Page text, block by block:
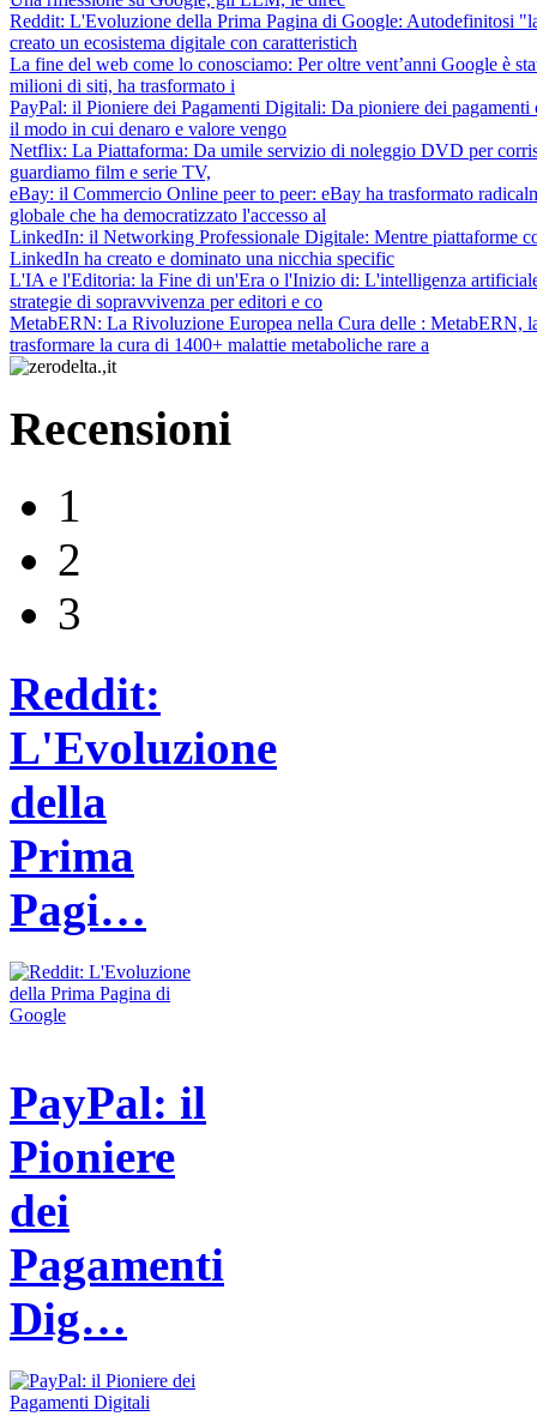
Reddit: L'Evoluzione della Prima Pagina di Google: Autodefinitosi
creato un ecosistema digitale con caratteristich
La fine del web come lo conosciamo: Per oltre vent’anni Google è
milioni di siti, ha trasformato i
PayPal: il Pioniere dei Pagamenti Digitali: Da pioniere dei
il modo in cui denaro e valore vengo
Netflix: La Piattaforma: Da umile servizio di noleggio DVD per
guardiamo film e serie TV,
eBay: il Commercio Online peer to peer: eBay ha trasformato
globale che ha democratizzato l'accesso al
LinkedIn: il Networking Professionale Digitale: Mentre piattaforme
LinkedIn ha creato e dominato una nicchia specific
L'IA e l'Editoria: la Fine di un'Era o l'Inizio di: L'intelligenza
strategie di sopravvivenza per editori e co
MetabERN: La Rivoluzione Europea nella Cura delle : MetabERN,
trasformare la cura di 1400+ malattie metaboliche rare a
Recensioni
1
2
3
Reddit:
L'Evoluzione
della
Prima
Pagi…
PayPal: il
Pioniere
dei
Pagamenti
Dig…